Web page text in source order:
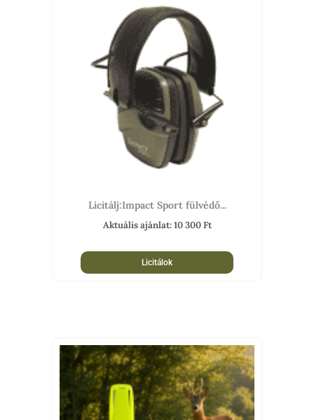
Licitálj:Impact Sport fülvédő...
Aktuális ajánlat:10 300Ft
Licitálok